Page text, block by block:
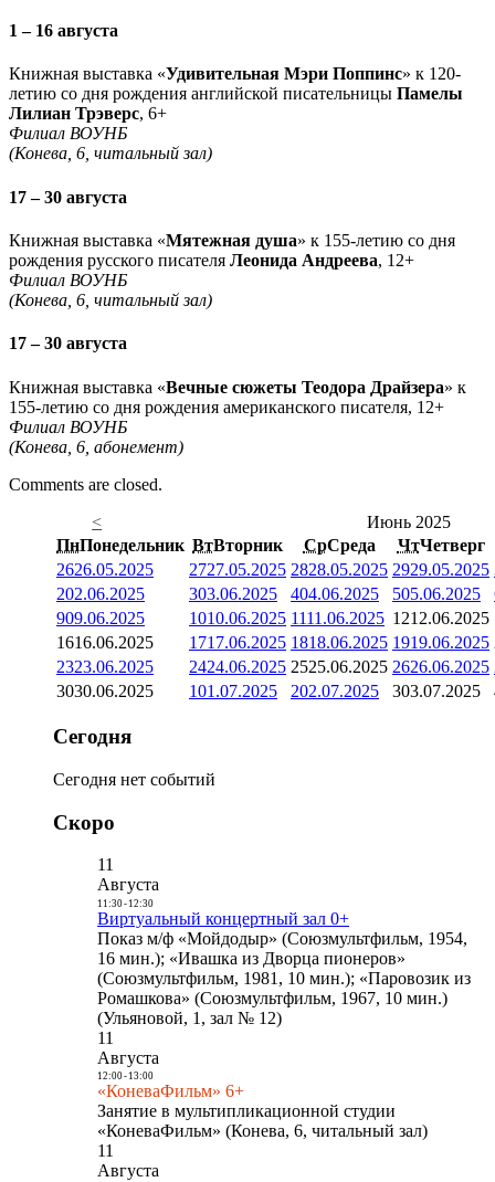
1 – 16 августа
Книжная выставка «Удивительная Мэри Поппинс» к 120-
летию со дня рождения английской писательницы Памелы
Лилиан Трэверс, 6+
Филиал ВОУНБ
(Конева, 6, читальный зал)
17 – 30 августа
Книжная выставка «Мятежная душа» к 155-летию со дня
рождения русского писателя Леонида Андреева, 12+
Филиал ВОУНБ
(Конева, 6, читальный зал)
17 – 30 августа
Книжная выставка «Вечные сюжеты Теодора Драйзера» к
155-летию со дня рождения американского писателя, 12+
Филиал ВОУНБ
(Конева, 6, абонемент)
Comments are closed.
<
Июнь 2025
ПнПонедельник ВтВторник СрСреда ЧтЧетверг
2626.05.2025 2727.05.2025 2828.05.2025 2929.05.2025
202.06.2025 303.06.2025 404.06.2025 505.06.2025
909.06.2025 1010.06.2025 1111.06.2025 1212.06.2025
1616.06.2025 1717.06.2025 1818.06.2025 1919.06.2025
2323.06.2025 2424.06.2025 2525.06.2025 2626.06.2025
3030.06.2025 101.07.2025 202.07.2025 303.07.2025
Сегодня
Сегодня нет событий
Скоро
11
Августа
11:30- 12:30
Виртуальный концертный зал 0+
Показ м/ф «Мойдодыр» (Союзмультфильм, 1954,
16 мин.); «Ивашка из Дворца пионеров»
(Союзмультфильм, 1981, 10 мин.); «Паровозик из
Ромашкова» (Союзмультфильм, 1967, 10 мин.)
(Ульяновой, 1, зал № 12)
11
Августа
12:00- 13:00
«КоневаФильм» 6+
Занятие в мультипликационной студии
«КоневаФильм» (Конева, 6, читальный зал)
11
Августа